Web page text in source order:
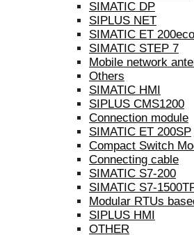
SIMATIC DP
SIPLUS NET
SIMATIC ET 200eco
SIMATIC STEP 7
Mobile network
Others
SIMATIC HMI
SIPLUS CMS1200
Connection module
SIMATIC ET 200SP
Compact Switch
Connecting cable
SIMATIC S7-200
SIMATIC S7-
Modular RTUs
SIPLUS HMI
OTHER